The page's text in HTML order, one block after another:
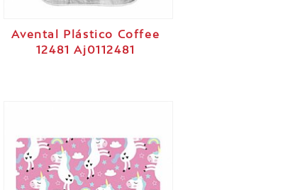
Avental Plástico Coffee
12481 Aj0112481